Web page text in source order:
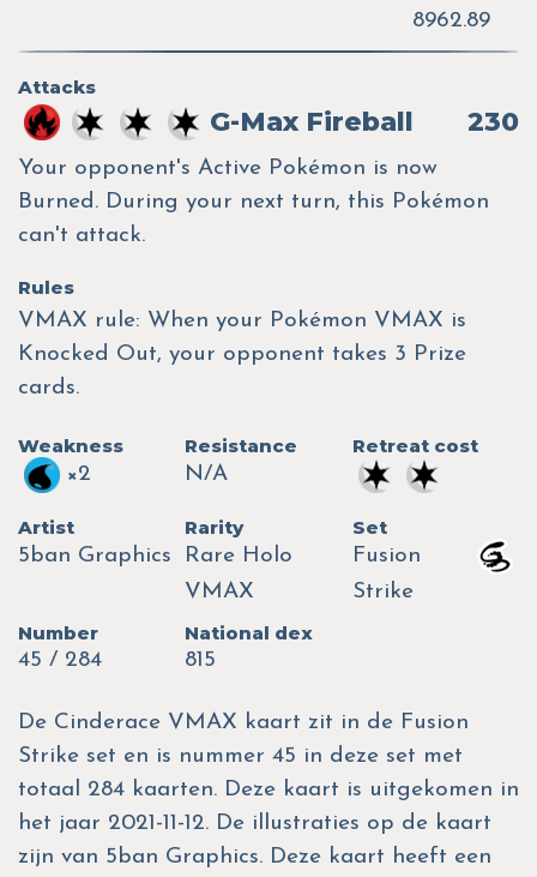
8962.89
Attacks
G-Max Fireball 230
Your opponent's Active Pokémon is now
Burned. During your next turn, this Pokémon
can't attack.
Rules
VMAX rule: When your Pokémon VMAX is
Knocked Out, your opponent takes 3 Prize
cards.
Weakness
×2
Resistance
N/A
Retreat cost
Artist
5ban Graphics
Rarity
Rare Holo
VMAX
Set
Fusion
Strike
Number
45 / 284
National dex
815
De Cinderace VMAX kaart zit in de Fusion
Strike set en is nummer 45 in deze set met
totaal 284 kaarten. Deze kaart is uitgekomen in
het jaar 2021-11-12. De illustraties op de kaart
zijn van 5ban Graphics. Deze kaart heeft een